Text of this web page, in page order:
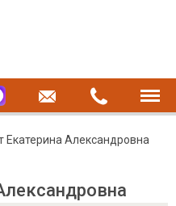
Екатерина Александровна